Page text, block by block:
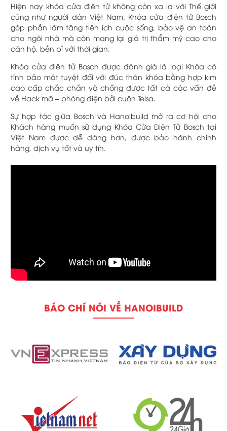
Hiện nay khóa cửa điện tử không còn xa lạ với Thế giới
cũng như người dân Việt Nam. Khóa cửa điện tử Bosch
góp phần làm tăng tiện ích cuộc sống, bảo vệ an toàn
cho ngôi nhà mà còn mang lại giá trị thẩm mỹ cao cho
căn hộ, bền bỉ với thời gian.
Khóa cửa điện tử Bosch được đánh giá là loại Khóa có
tính bảo mật tuyệt đối với đúc thân khóa bằng hợp kim
cao cấp chắc chắn và chống được tất cả các vấn đề
về Hack mã – phóng điện bởi cuộn Telsa.
Sự hợp tác giữa Bosch và Hanoibuild mở ra cơ hội cho
Khách hàng muốn sử dụng Khóa Cửa Điện Tử Bosch tại
Việt Nam được dễ dàng hơn, được bảo hành chính
hãng, dịch vụ tốt và uy tín.
BÁO CHÍ NÓI VỀ HANOIBUILD